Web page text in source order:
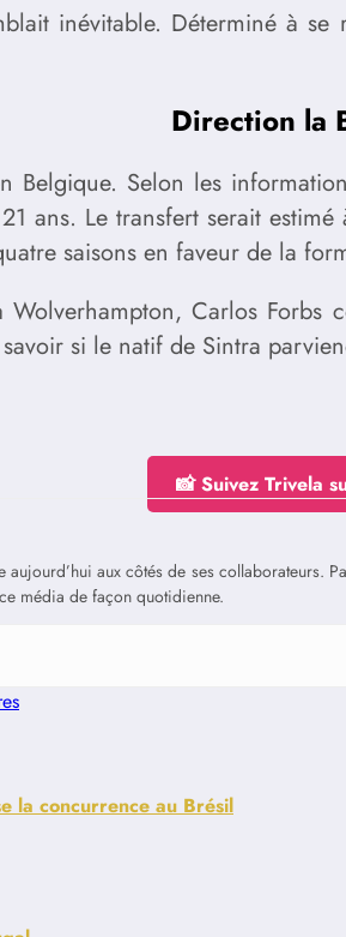
inévitable. Déterminé à
Direction la
Belgique. Selon les
ans. Le transfert serait
saisons en faveur de la
Wolverhampton, Carlos
si le natif de Sintra
📸 Suivez Trivela
aux côtés de ses collaborateurs.
média de façon quotidienne.
la concurrence au Brésil